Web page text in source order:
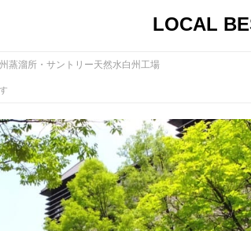
LOCAL
蒸溜所・サントリー天然水白州工場